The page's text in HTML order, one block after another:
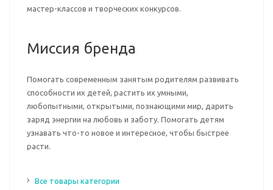
мастер-классов и творческих конкурсов.
Миссия бренда
Помогать современным занятым родителям развивать
способности их детей, растить их умными,
любопытными, открытыми, познающими мир, дарить
заряд энергии на любовь и заботу. Помогать детям
узнавать что-то новое и интересное, чтобы быстрее
расти.
Все товары категории